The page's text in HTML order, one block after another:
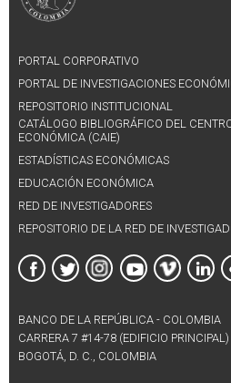
PORTAL CORPORATIVO
PORTAL DE INVESTIGACIONES
REPOSITORIO INSTITUCIONAL
CATÁLOGO BIBLIOGRÁFICO DEL
ECONÓMICA (CAIE)
ESTADÍSTICAS ECONÓMICAS
EDUCACIÓN ECONÓMICA
RED DE INVESTIGADORES
REPOSITORIO DE LA RED DE
BANCO DE LA REPÚBLICA - COLOMBIA
CARRERA 7 #14-78 (EDIFICIO PRINCIPAL)
BOGOTÁ, D. C., COLOMBIA